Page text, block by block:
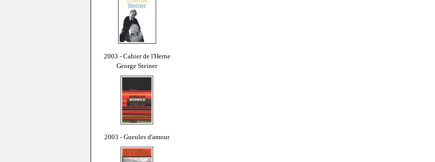
2003 - Cahier de l'Herne
George Steiner
2003 - Gueules d'amour